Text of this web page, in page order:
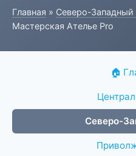
Главная » Северо-Западный
Мастерская Ателье Pro
🏠
Северо-